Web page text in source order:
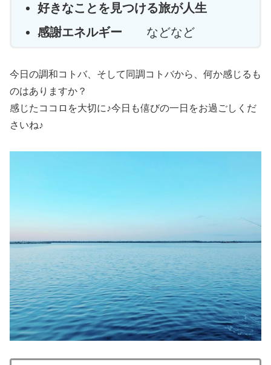
好きなことを見つける旅が人生
感謝エネルギー などなど
今日の調和コトバ、そして同調コトバから、何か感じるも
のはありますか？
感じたココロを大切に♪今日も僖びの一日をお過ごしくだ
さいね♪